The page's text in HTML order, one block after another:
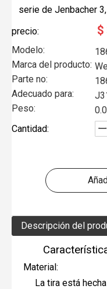
serie de Jenbacher
precio:
$
Modelo:
Marca del producto:
Parte no:
Adecuado para:
Peso:
Cantidad:
Descripción del
Material:
La tira está